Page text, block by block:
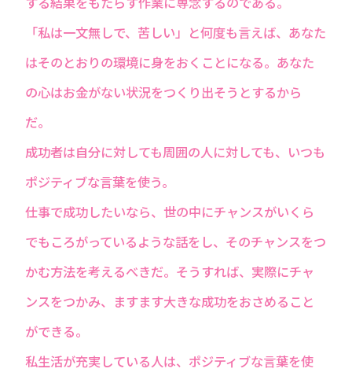
「私は一文無しで、苦しい」と何度も言えば、あなた
はそのとおりの環境に身をおくことになる。あなた
の心はお金がない状況をつくり出そうとするから
だ。
成功者は自分に対しても周囲の人に対しても、いつも
ポジティブな言葉を使う。
仕事で成功したいなら、世の中にチャンスがいくら
でもころがっているような話をし、そのチャンスをつ
かむ方法を考えるべきだ。そうすれば、実際にチャ
ンスをつかみ、ますます大きな成功をおさめること
ができる。
私生活が充実している人は、ポジティブな言葉を使